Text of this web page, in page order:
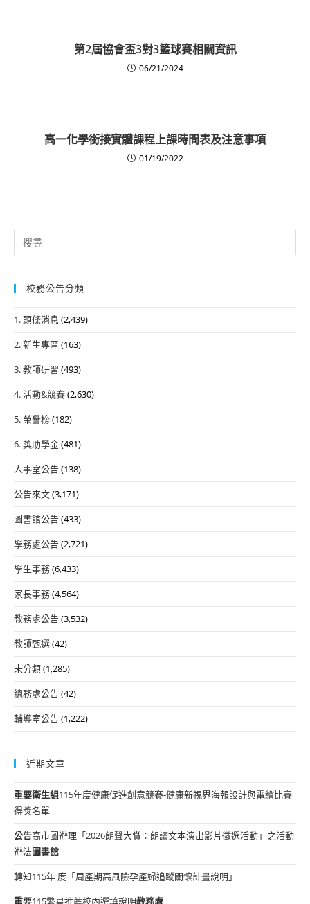
第2屆協會盃3對3籃球賽相關資訊
06/21/2024
高一化學銜接實體課程上課時間表及注意事項
01/19/2022
Search
for:
校務公告分類
1. 頭條消息 (2,439)
2. 新生專區 (163)
3. 教師研習 (493)
4. 活動&競賽(2,630)
5. 榮譽榜(182)
6. 獎助學金(481)
人事室公告(138)
公告來文(3,171)
圖書館公告(433)
學務處公告(2,721)
學生事務(6,433)
家長事務(4,564)
教務處公告(3,532)
教師甄選(42)
未分類(1,285)
總務處公告(42)
輔導室公告(1,222)
近期文章
重要衛生組115年度健康促進創意競賽-健康新視界海報設計與電繪比賽
得獎名單
公告高市圖辦理「2026朗聲大賞：朗讀文本演出影片徵選活動」之活動
辦法圖書館
轉知115年 度「周產期高風險孕產婦追蹤關懷計畫說明」
重要115繁星推薦校內選填說明教務處